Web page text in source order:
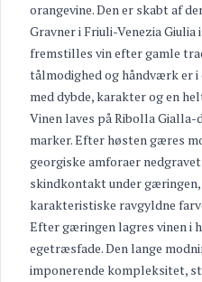
orangevine. Den er skabt af
Gravner i Friuli-Venezia
fremstilles vin efter gamle
tålmodighed og håndværk er
med dybde, karakter og en
Vinen laves på Ribolla Gialla-
marker. Efter høsten gæres
georgiske amforaer
skindkontakt under
karakteristiske ravgyldne
Efter gæringen lagres vinen i
egetræsfade. Den lange
imponerende kompleksitet,